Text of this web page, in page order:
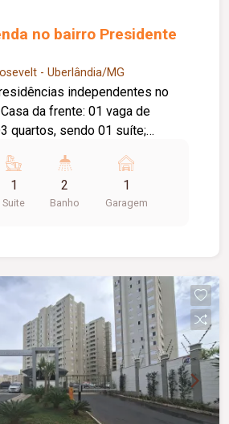
no bairro Presidente
- Uberlândia/MG
independentes no
quartos, sendo 01 suíte;
quartos; Banheiro social;
Casas
e praticidade.
Terreno com
260,79 m²; Área construída
de aproximadamente
1
Suite
2
Banho
1
Garagem